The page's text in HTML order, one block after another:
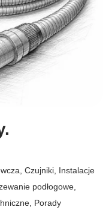
Czujniki Instalacje
podłogowe
Porady